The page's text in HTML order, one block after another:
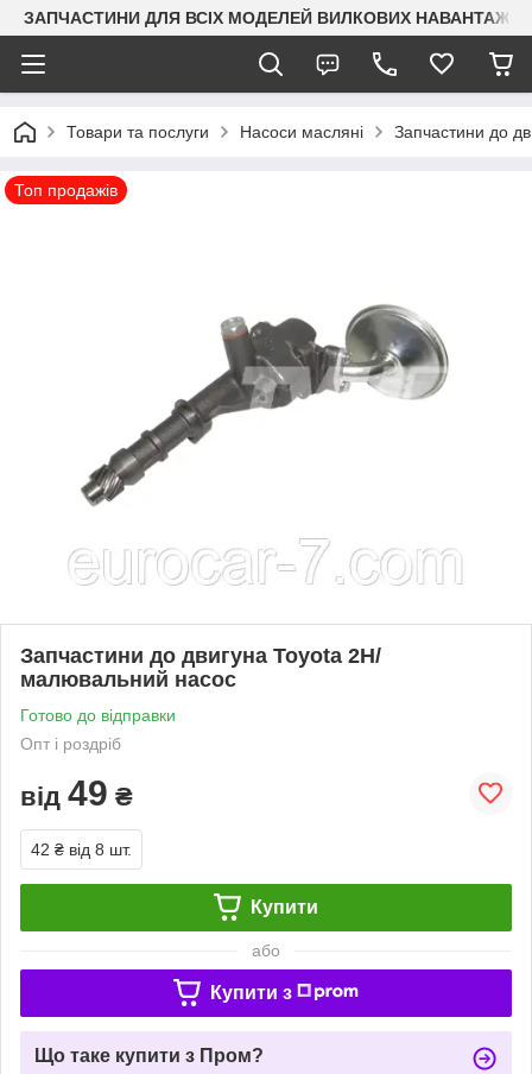
ЗАПЧАСТИНИ ДЛЯ ВСІХ МОДЕЛЕЙ ВИЛКОВИХ
Товари та послуги Насоси масляні Запчастини до
Топ продажів
Запчастини до двигуна Toyota 2H/
малювальний насос
Готово до відправки
Опт і роздріб
від 49 ₴
42 ₴ від 8 шт.
Купити
або
Купити з
Що таке купити з Пром?